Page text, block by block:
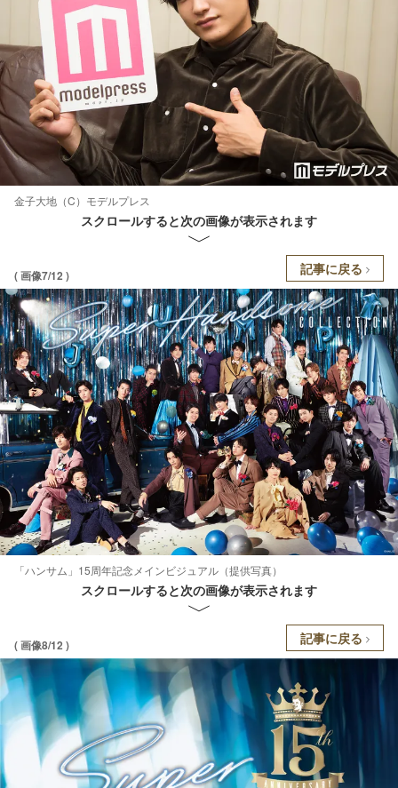
金子大地（C）モデルプレス
スクロールすると次の画像が表示されます
( 画像7/12 ) 記事に戻る
「ハンサム」15周年記念メインビジュアル（提供写真）
スクロールすると次の画像が表示されます
( 画像8/12 ) 記事に戻る